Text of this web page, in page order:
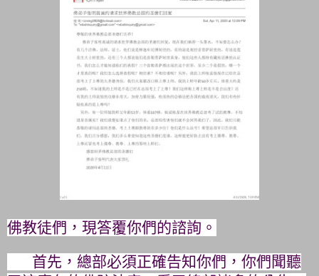
佛教徒們，現答覆你們的諮詢。
首先，總部必須正確告知你們，你們聞聽